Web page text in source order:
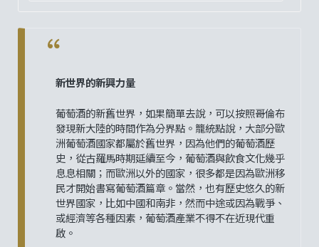
新世界的新興力量
葡萄酒的新舊世界，如果簡單去說，可以按照哥倫布
發現新大陸的時間作為分界點。籠統點說，大部分歐
洲葡萄酒國家都屬於舊世界，因為他們的葡萄酒歷
史，從古羅馬時期延續至今，葡萄酒與飲食文化幾乎
息息相關；而歐洲以外的國家，很多都是因為歐洲移
民才開始書寫葡萄酒篇章。當然，也有歷史悠久的新
世界國家，比如中國和南非，然而中途或因為戰爭、
或經濟等各種因素，葡萄酒產業不得不在近現代重
啟。